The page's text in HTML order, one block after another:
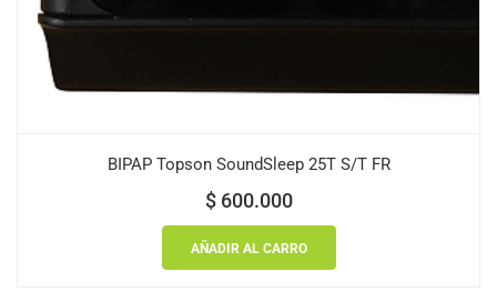
BIPAP Topson SoundSleep 25T S/T FR
$ 600.000
AÑADIR AL CARRO